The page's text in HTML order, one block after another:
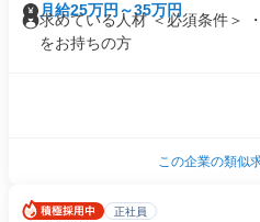
月給25万円～35万円
求めている人材 ＜必須条件＞
をお持ちの方
この企業の類似
正社員